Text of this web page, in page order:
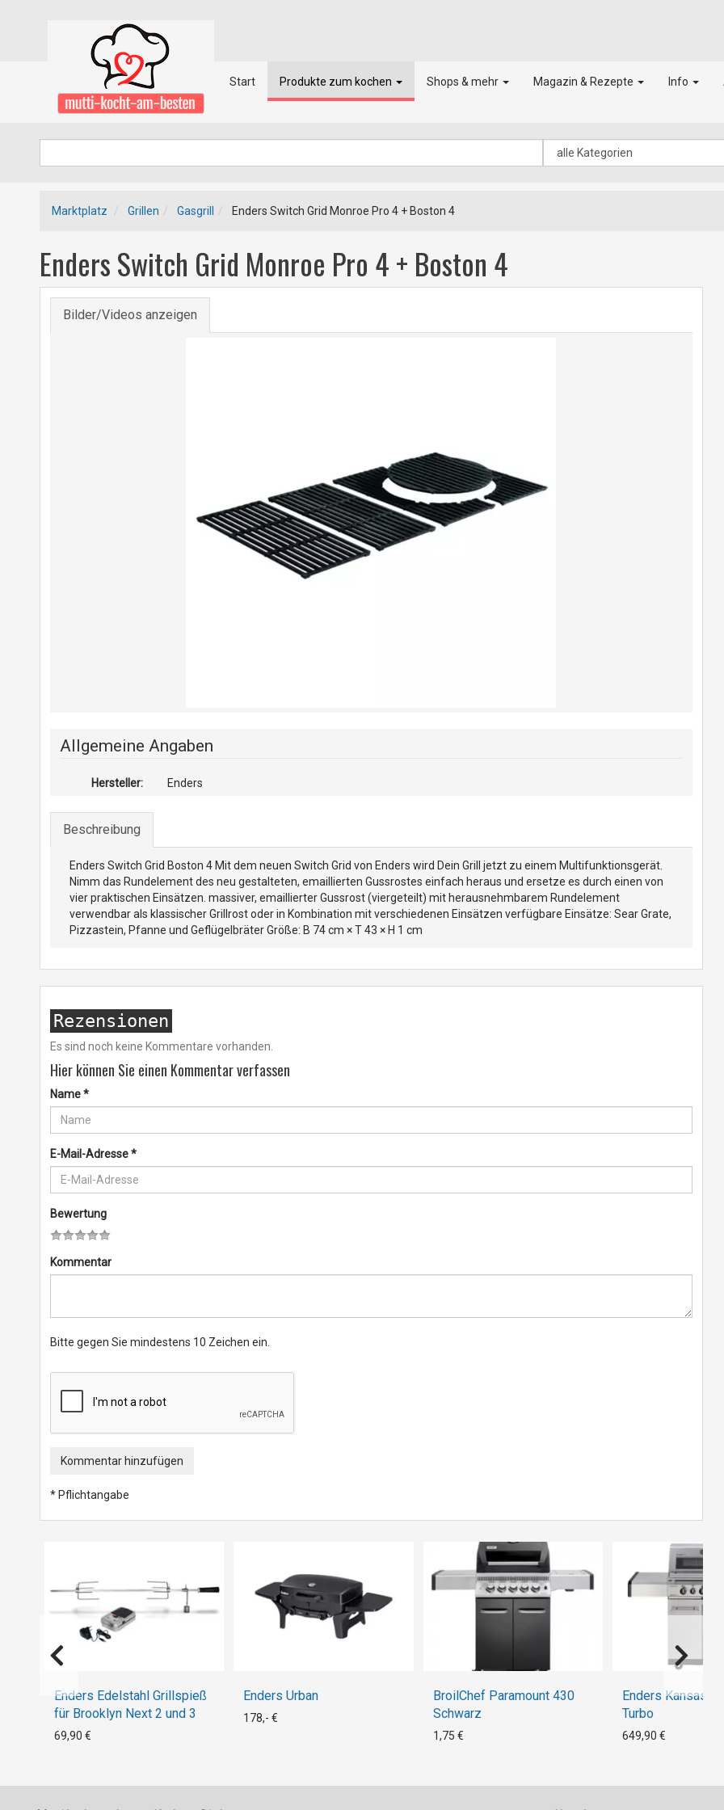
Start Produkte zum kochen Shops & mehr Magazin & Rezepte Info
Marktplatz Grillen Gasgrill Enders Switch Grid Monroe Pro 4 + Boston 4
Enders Switch Grid Monroe Pro 4 + Boston 4
Bilder/Videos anzeigen
Allgemeine Angaben
Hersteller: Enders
Beschreibung
Enders Switch Grid Boston 4 Mit dem neuen Switch Grid von Enders wird Dein Grill jetzt zu einem Multifunktionsgerät.
Nimm das Rundelement des neu gestalteten, emaillierten Gussrostes einfach heraus und ersetze es durch einen von
vier praktischen Einsätzen. massiver, emaillierter Gussrost (viergeteilt) mit herausnehmbarem Rundelement
verwendbar als klassischer Grillrost oder in Kombination mit verschiedenen Einsätzen verfügbare Einsätze: Sear Grate,
Pizzastein, Pfanne und Geflügelbräter Größe: B 74 cm × T 43 × H 1 cm
Rezensionen
Es sind noch keine Kommentare vorhanden.
Hier können Sie einen Kommentar verfassen
Name*
E-Mail-Adresse*
Bewertung
Kommentar
Bitte gegen Sie mindestens 10 Zeichen ein.
Kommentar hinzufügen
* Pflichtangabe
Enders Edelstahl Grillspieß
für Brooklyn Next 2 und 3
69,90 €
Enders Urban
178,- €
BroilChef Paramount 430
Schwarz
1,75 €
Enders Kansas
Turbo
649,90 €